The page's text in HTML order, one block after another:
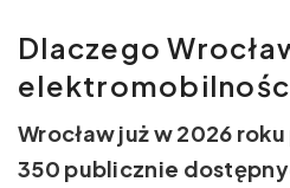
Dlaczego
Wrocław już w 2026
350 publicznie